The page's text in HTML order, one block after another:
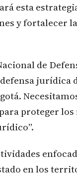
esta
y fortalecer
de
jurídica
proteger
en los